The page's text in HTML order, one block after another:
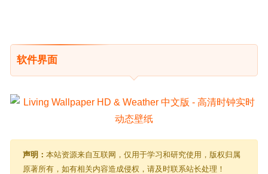
软件界面
声明： 本站资源来自互联网，仅用于学习和研究使用，版权归属
原著所有，如有相关内容造成侵权，请及时联系站长处理！